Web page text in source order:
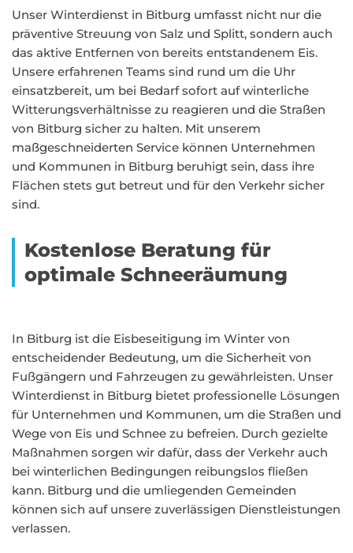
Unser Winterdienst in Bitburg umfasst nicht nur die
präventive Streuung von Salz und Splitt, sondern auch
das aktive Entfernen von bereits entstandenem Eis.
Unsere erfahrenen Teams sind rund um die Uhr
einsatzbereit, um bei Bedarf sofort auf winterliche
Witterungsverhältnisse zu reagieren und die Straßen
von Bitburg sicher zu halten. Mit unserem
maßgeschneiderten Service können Unternehmen
und Kommunen in Bitburg beruhigt sein, dass ihre
Flächen stets gut betreut und für den Verkehr sicher
sind.
Kostenlose Beratung für
optimale Schneeräumung
In Bitburg ist die Eisbeseitigung im Winter von
entscheidender Bedeutung, um die Sicherheit von
Fußgängern und Fahrzeugen zu gewährleisten. Unser
Winterdienst in Bitburg bietet professionelle Lösungen
für Unternehmen und Kommunen, um die Straßen und
Wege von Eis und Schnee zu befreien. Durch gezielte
Maßnahmen sorgen wir dafür, dass der Verkehr auch
bei winterlichen Bedingungen reibungslos fließen
kann. Bitburg und die umliegenden Gemeinden
können sich auf unsere zuverlässigen Dienstleistungen
verlassen.